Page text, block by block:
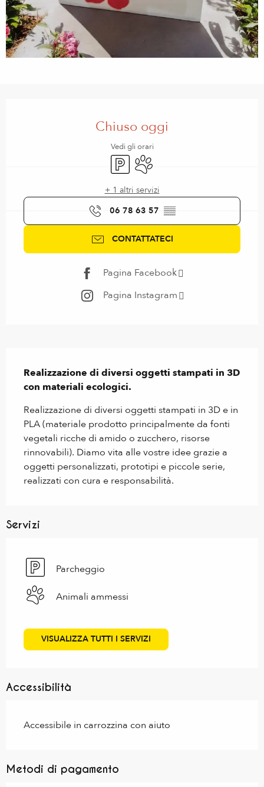
Chiuso oggi
Vedi gli orari
ParcheggioAnimali ammessi
+ 1 altri servizi
06 78 63 57 ▒▒
CONTATTATECI
Pagina Facebook
Pagina Instagram
Realizzazione di diversi oggetti stampati in 3D
con materiali ecologici.
Realizzazione di diversi oggetti stampati in 3D e in
PLA (materiale prodotto principalmente da fonti
vegetali ricche di amido o zucchero, risorse
rinnovabili). Diamo vita alle vostre idee grazie a
oggetti personalizzati, prototipi e piccole serie,
realizzati con cura e responsabilità.
Servizi
Parcheggio
Animali ammessi
VISUALIZZA TUTTI I SERVIZI
Accessibilità
Accessibile in carrozzina con aiuto
Metodi di pagamento